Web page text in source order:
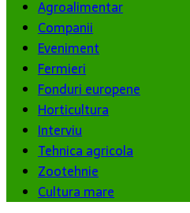
Agroalimentar
Companii
Eveniment
Fermieri
Fonduri europene
Horticultura
Interviu
Tehnica agricola
Zootehnie
Cultura mare